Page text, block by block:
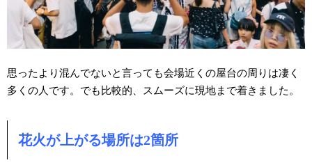
思ったより混んでないと言っても会場近くの屋台の周りは凄く
多くの人です。でも比較的、スムーズに現地まで着きました。
花火が上がる場所は2箇所